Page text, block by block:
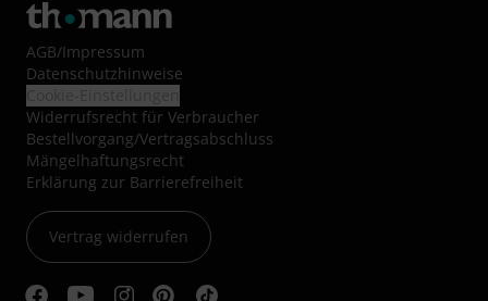
AGB/Impressum
Datenschutzhinweise
Widerrufsrecht für Verbraucher
Bestellvorgang/Vertragsabschluss
Mängelhaftungsrecht
Erklärung zur Barrierefreiheit
Vertrag widerrufen